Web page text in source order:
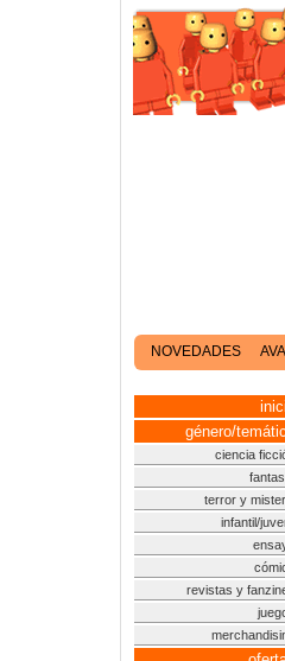
NOVEDADES
género/
ciencia
terror y
infantil/
revistas y